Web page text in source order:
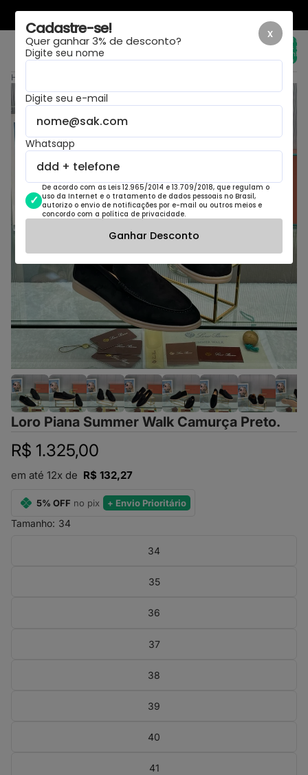
LAYOUT NOVO, MESMA LOJA
Total de
itens no
carrinho:
0
Home
Loro Piana Summer Walk Camurça Preto.
R$ 1.325,00
em até 12x de R$ 132,27
5% OFF no pix + Envio Prioritário
Tamanho: 34
34
35
36
37
38
39
40
41
x
Cadastre-se!
Quer ganhar 3% de desconto?
Digite seu nome
Digite seu e-mail
Whatsapp
De acordo com as Leis 12.965/2014 e 13.709/2018, que regulam o
uso da Internet e o tratamento de dados pessoais no Brasil,
autorizo o envio de notificações por e-mail ou outros meios e
concordo com a política de privacidade.
Ganhar Desconto